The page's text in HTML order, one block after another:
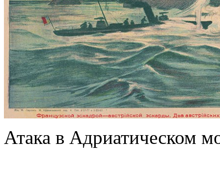
Атака в Адриатическом